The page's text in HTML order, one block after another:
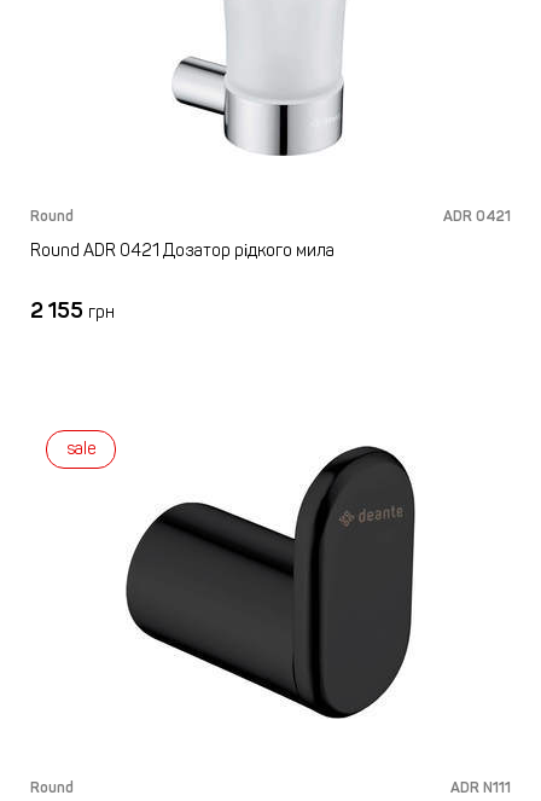
Round ADR 0421
Round ADR 0421 Дозатор рідкого мила
2 155 грн
sale
Round ADR N111